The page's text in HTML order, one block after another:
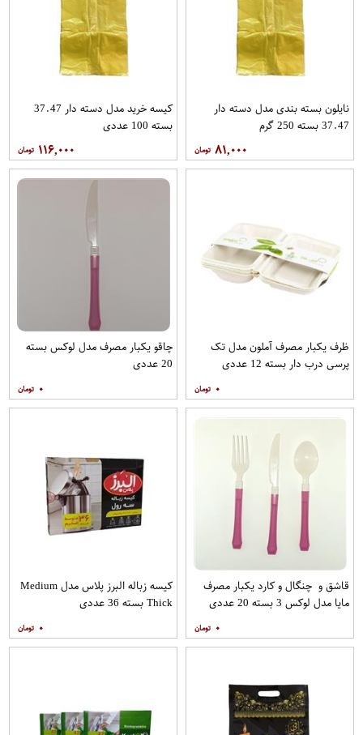
نایلون بسته بندی مدل دسته دار
37.47 بسته 250 گرم
۸۱,۰۰۰
کیسه خرید مدل دسته دار 37.47
بسته 100 عددی
۱۱۶,۰۰۰
ظرف یکبار مصرف آملون مدل تک
پرسی درب دار بسته 12 عددی
۰
چاقو یکبار مصرف مدل لوکس بسته
20 عددی
۰
قاشق و چنگال و کارد یکبار مصرف
مایا مدل لوکس 3 بسته 20 عددی
۰
کیسه زباله البرز پلاس مدل Medium
Thick بسته 36 عددی
۰